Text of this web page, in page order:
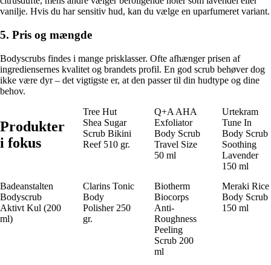
vanilje. Hvis du har sensitiv hud, kan du vælge en uparfumeret variant.
5. Pris og mængde
Bodyscrubs findes i mange prisklasser. Ofte afhænger prisen af
ingrediensernes kvalitet og brandets profil. En god scrub behøver dog
ikke være dyr – det vigtigste er, at den passer til din hudtype og dine
behov.
Produkter
i fokus
Tree Hut
Shea Sugar
Scrub Bikini
Reef 510 gr.
Q+A AHA
Exfoliator
Body Scrub
Travel Size
50 ml
Urtekram
Tune In
Body Scrub
Soothing
Lavender
150 ml
Badeanstalten
Bodyscrub
Aktivt Kul (200
ml)
Clarins Tonic
Body
Polisher 250
gr.
Biotherm
Biocorps
Anti-
Roughness
Peeling
Scrub 200
ml
Meraki Rice
Body Scrub
150 ml